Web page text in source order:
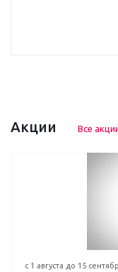
Акции Все
с 1 августа до 15